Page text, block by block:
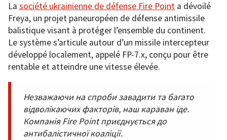
La société ukrainienne de défense Fire Point a dévoilé
Freya, un projet paneuropéen de défense antimissile
balistique visant à protéger l’ensemble du continent.
Le système s’articule autour d’un missile intercepteur
développé localement, appelé FP-7.x, conçu pour être
rentable et atteindre une vitesse élevée.
Незважаючи на спроби завадити та багато
відволікаючих факторів, наш караван іде.
Компанія Fire Point приєднується до
антибалістичної коаліції.